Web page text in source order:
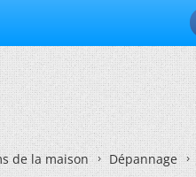
de la maison Dépannage